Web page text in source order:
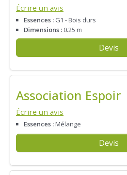
Écrire un avis
Essences : G1 - Bois durs
Dimensions : 0.25 m
Devis
Association Espoir
Écrire un avis
Essences :Mélange
Devis